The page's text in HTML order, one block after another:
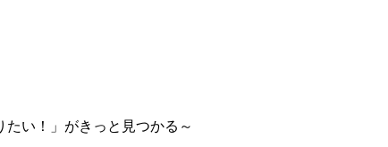
たい！」がきっと見つかる～